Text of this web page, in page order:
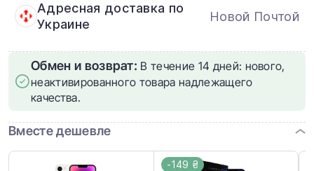
Адресная доставка по
Украине
Новой Почтой
Обмен и возврат: В течение 14 дней: нового,
неактивированного товара надлежащего
качества.
Вместе дешевле
-149 ₴